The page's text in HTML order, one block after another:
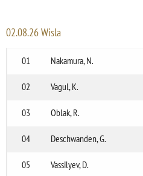
02.08.26 Wisla
01
Nakamura, N.
02 Vagul, K.
03 Oblak, R.
04 Deschwanden, G.
05 Vassilyev, D.